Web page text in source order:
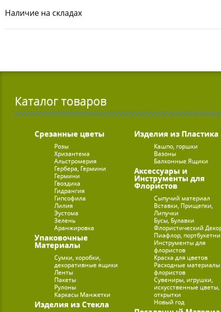
Наличие на складах
Каталог товаров
Срезанные цветы
Розы
Хризантема
Альстромерия
Гербера, Гермини
Гермини
Гвоздика
Гидрангия
Гипсофила
Лилия
Эустома
Зелень
Аранжировка
Упаковочные
Материалы
Сумки, коробки,
декоративные ящики
Ленты
Пакеты
Рулоны
Каркасы Манжетки
Изделия из Стекла
Изделия из Пластика
Кашпо, горшки
Вазоны
Балконные Ящики
Аксессуары и
Инструменты для
Флористов
Сыпучий материал
Вставки, Прищепки,
Липучки
Бусы, Булавки
Флористический
Пиафлор,
Инструменты для
флористов
Краска для цветов
Расходные
флористов
Сувениры, игрушки,
искусственные цветы,
открытки
Новый год